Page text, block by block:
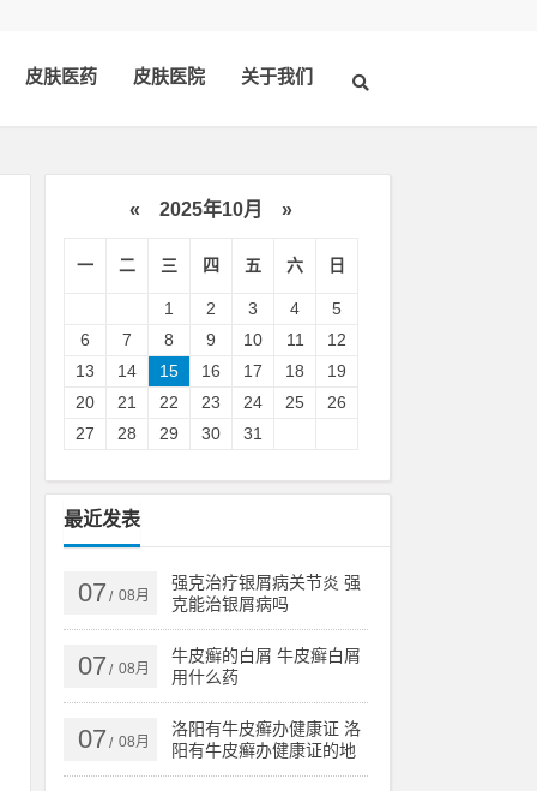
皮肤医药 皮肤医院 关于我们
« 2025年10月 »
一 二 三 四 五 六 日
1 2 3 4
5
6
7 8 9 10 11
12
13
14 15 16 17 18
19
20
21 22 23 24 25
26
27
28 29 30 31
最近发表
07 / 08月
强克治疗银屑病关节炎 强
克能治银屑病吗
07 / 08月
牛皮癣的白屑 牛皮癣白屑
用什么药
07 / 08月
洛阳有牛皮癣办健康证 洛
阳有牛皮癣办健康证的地
方吗